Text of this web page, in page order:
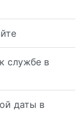
службе в
даты в